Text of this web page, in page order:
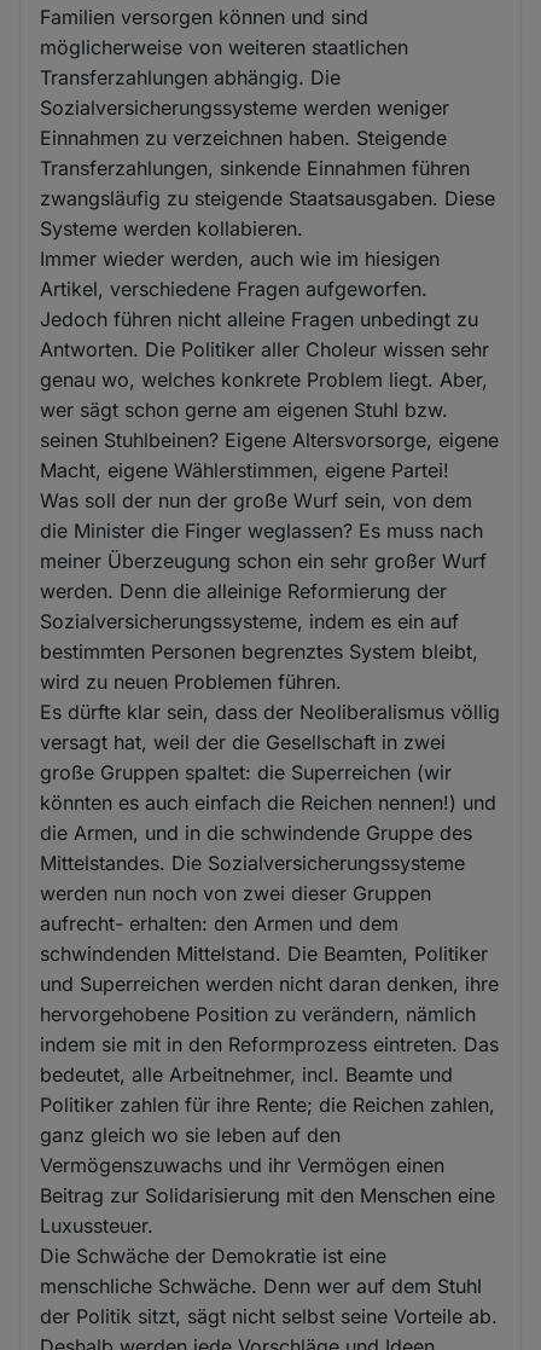
Familien versorgen können und sind
möglicherweise von weiteren staatlichen
Transferzahlungen abhängig. Die
Sozialversicherungssysteme werden weniger
Einnahmen zu verzeichnen haben. Steigende
Transferzahlungen, sinkende Einnahmen führen
zwangsläufig zu steigende Staatsausgaben. Diese
Systeme werden kollabieren.
Immer wieder werden, auch wie im hiesigen
Artikel, verschiedene Fragen aufgeworfen.
Jedoch führen nicht alleine Fragen unbedingt zu
Antworten. Die Politiker aller Choleur wissen sehr
genau wo, welches konkrete Problem liegt. Aber,
wer sägt schon gerne am eigenen Stuhl bzw.
seinen Stuhlbeinen? Eigene Altersvorsorge, eigene
Macht, eigene Wählerstimmen, eigene Partei!
Was soll der nun der große Wurf sein, von dem
die Minister die Finger weglassen? Es muss nach
meiner Überzeugung schon ein sehr großer Wurf
werden. Denn die alleinige Reformierung der
Sozialversicherungssysteme, indem es ein auf
bestimmten Personen begrenztes System bleibt,
wird zu neuen Problemen führen.
Es dürfte klar sein, dass der Neoliberalismus völlig
versagt hat, weil der die Gesellschaft in zwei
große Gruppen spaltet: die Superreichen (wir
könnten es auch einfach die Reichen nennen!) und
die Armen, und in die schwindende Gruppe des
Mittelstandes. Die Sozialversicherungssysteme
werden nun noch von zwei dieser Gruppen
aufrecht- erhalten: den Armen und dem
schwindenden Mittelstand. Die Beamten, Politiker
und Superreichen werden nicht daran denken, ihre
hervorgehobene Position zu verändern, nämlich
indem sie mit in den Reformprozess eintreten. Das
bedeutet, alle Arbeitnehmer, incl. Beamte und
Politiker zahlen für ihre Rente; die Reichen zahlen,
ganz gleich wo sie leben auf den
Vermögenszuwachs und ihr Vermögen einen
Beitrag zur Solidarisierung mit den Menschen eine
Luxussteuer.
Die Schwäche der Demokratie ist eine
menschliche Schwäche. Denn wer auf dem Stuhl
der Politik sitzt, sägt nicht selbst seine Vorteile ab.